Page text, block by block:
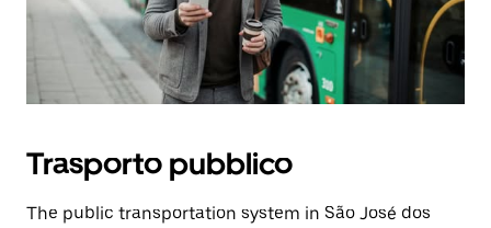
Trasporto pubblico
The public transportation system in São José dos